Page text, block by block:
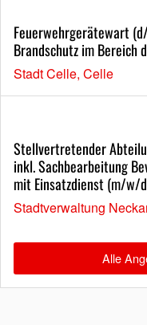
Feuerwehrgerätewart
Brandschutz im
Stadt Celle, Celle
Stellvertretender
inkl. Sachbearbeitung
mit Einsatzdienst (m/w/
Stadtverwaltung
Alle